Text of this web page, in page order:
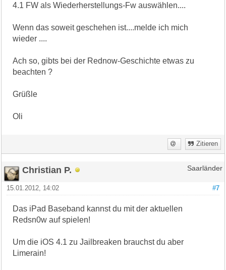
4.1 FW als Wiederherstellungs-Fw auswählen....
Wenn das soweit geschehen ist....melde ich mich
wieder ....
Ach so, gibts bei der Rednow-Geschichte etwas zu
beachten ?
Grüßle
Oli
Zitieren
Christian P. Saarländer
#7
15.01.2012, 14:02
Das iPad Baseband kannst du mit der aktuellen
Redsn0w auf spielen!
Um die iOS 4.1 zu Jailbreaken brauchst du aber
Limerain!